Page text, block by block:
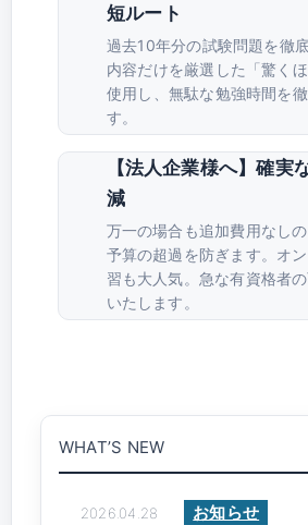
短ルート
過去10年分の試験問題を徹
内容だけを厳選した「驚く
使用し、無駄な勉強時間を
す。
【法人企業様へ】確実
減
万一の場合も追加費用なし
予算の超過を防ぎます。オ
習も大人気。急な有資格者
いたします。
WHAT’S NEW
2026.04.28 お知らせ